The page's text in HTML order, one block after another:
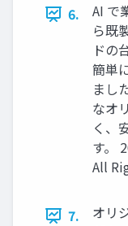
6.
AI で
ら既
ドの
簡単
まし
なオ
く、
す。
All
7.
オリ